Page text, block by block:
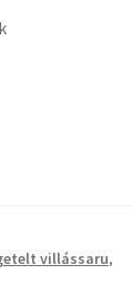
villássaru,